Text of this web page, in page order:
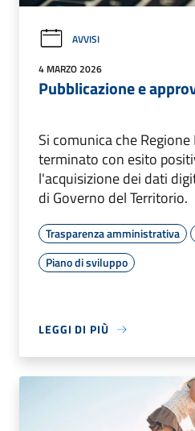
AVVISI
4 MARZO 2026
Pubblicazione e
Si comunica che
terminato con esito
l'acquisizione dei dati
di Governo del Territorio.
Trasparenza amministrativa
Piano di sviluppo
LEGGI DI PIÙ